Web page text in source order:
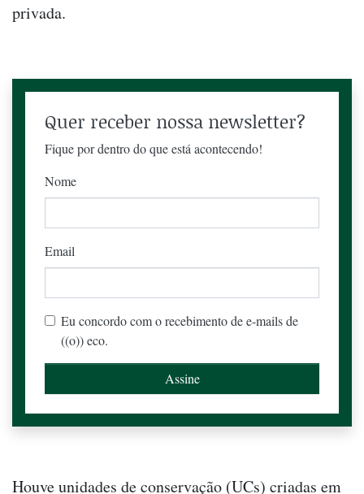
privada.
Quer receber nossa newsletter?
Fique por dentro do que está acontecendo!
Nome
Email
Eu concordo com o recebimento de e-mails de
((o)) eco.
Houve unidades de conservação (UCs) criadas em